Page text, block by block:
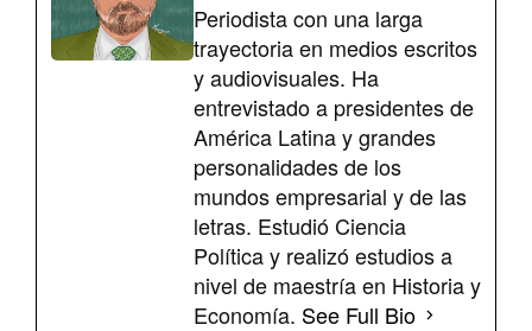
Periodista con una larga
trayectoria en medios escritos
y audiovisuales. Ha
entrevistado a presidentes de
América Latina y grandes
personalidades de los
mundos empresarial y de las
letras. Estudió Ciencia
Política y realizó estudios a
nivel de maestría en Historia y
Economía. See Full Bio